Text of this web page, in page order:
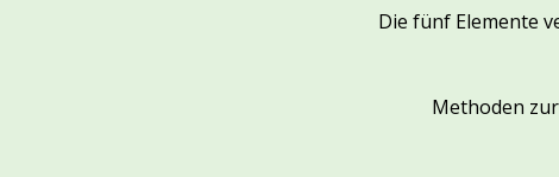
Die fünf Elemente
Methoden